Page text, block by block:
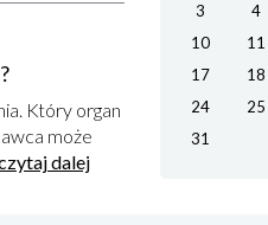
Który organ
może
dalej
3
4
10
11
17
18
24
25
31